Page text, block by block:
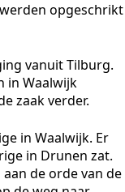
opgeschrikt
vanuit Tilburg.
in Waalwijk
zaak verder.
in Waalwijk. Er
in Drunen zat.
de orde van de